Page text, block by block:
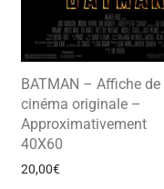
BATMAN – Affiche de
cinéma originale –
Approximativement
40X60
20,00€